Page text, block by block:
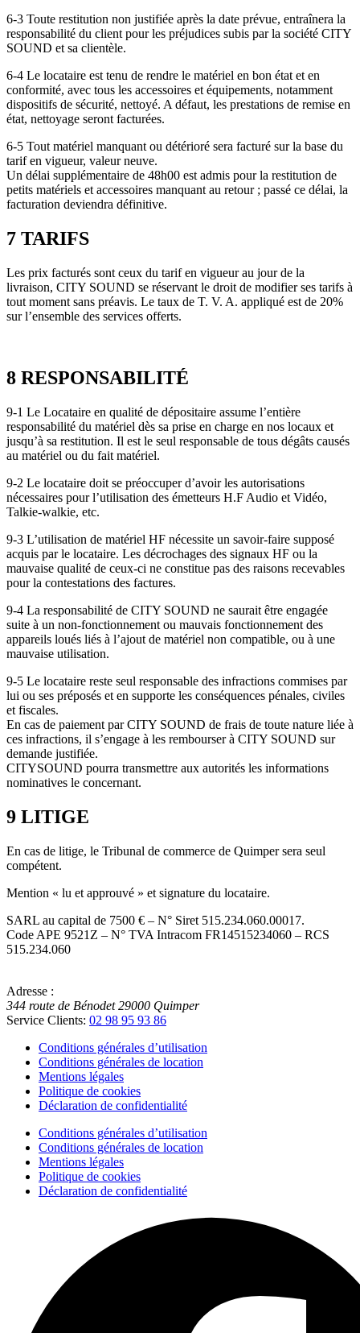
6-3 Toute restitution non justifiée après la date prévue, entraînera la
responsabilité du client pour les préjudices subis par la société CITY
SOUND et sa clientèle.
6-4 Le locataire est tenu de rendre le matériel en bon état et en
conformité, avec tous les accessoires et équipements, notamment
dispositifs de sécurité, nettoyé. A défaut, les prestations de remise en
état, nettoyage seront facturées.
6-5 Tout matériel manquant ou détérioré sera facturé sur la base du
tarif en vigueur, valeur neuve.
Un délai supplémentaire de 48h00 est admis pour la restitution de
petits matériels et accessoires manquant au retour ; passé ce délai, la
facturation deviendra définitive.
7 TARIFS
Les prix facturés sont ceux du tarif en vigueur au jour de la
livraison, CITY SOUND se réservant le droit de modifier ses tarifs à
tout moment sans préavis. Le taux de T. V. A. appliqué est de 20%
sur l’ensemble des services offerts.
8 RESPONSABILITÉ
9-1 Le Locataire en qualité de dépositaire assume l’entière
responsabilité du matériel dès sa prise en charge en nos locaux et
jusqu’à sa restitution. Il est le seul responsable de tous dégâts causés
au matériel ou du fait matériel.
9-2 Le locataire doit se préoccuper d’avoir les autorisations
nécessaires pour l’utilisation des émetteurs H.F Audio et Vidéo,
Talkie-walkie, etc.
9-3 L’utilisation de matériel HF nécessite un savoir-faire supposé
acquis par le locataire. Les décrochages des signaux HF ou la
mauvaise qualité de ceux-ci ne constitue pas des raisons recevables
pour la contestations des factures.
9-4 La responsabilité de CITY SOUND ne saurait être engagée
suite à un non-fonctionnement ou mauvais fonctionnement des
appareils loués liés à l’ajout de matériel non compatible, ou à une
mauvaise utilisation.
9-5 Le locataire reste seul responsable des infractions commises par
lui ou ses préposés et en supporte les conséquences pénales, civiles
et fiscales.
En cas de paiement par CITY SOUND de frais de toute nature liée à
ces infractions, il s’engage à les rembourser à CITY SOUND sur
demande justifiée.
CITYSOUND pourra transmettre aux autorités les informations
nominatives le concernant.
9 LITIGE
En cas de litige, le Tribunal de commerce de Quimper sera seul
compétent.
Mention « lu et approuvé » et signature du locataire.
SARL au capital de 7500 € – N° Siret 515.234.060.00017.
Code APE 9521Z – N° TVA Intracom FR14515234060 – RCS
515.234.060
Adresse :
344 route de Bénodet 29000 Quimper
Service Clients: 02 98 95 93 86
Conditions générales d’utilisation
Conditions générales de location
Mentions légales
Politique de cookies
Déclaration de confidentialité
Conditions générales d’utilisation
Conditions générales de location
Mentions légales
Politique de cookies
Déclaration de confidentialité